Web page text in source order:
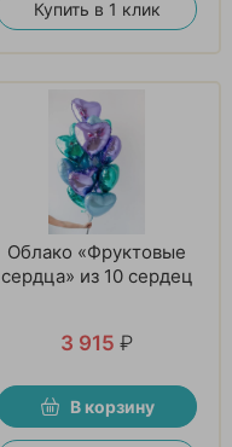
Купить в 1 клик
Облако «Фруктовые
сердца» из 10 сердец
3 915 ₽
В корзину